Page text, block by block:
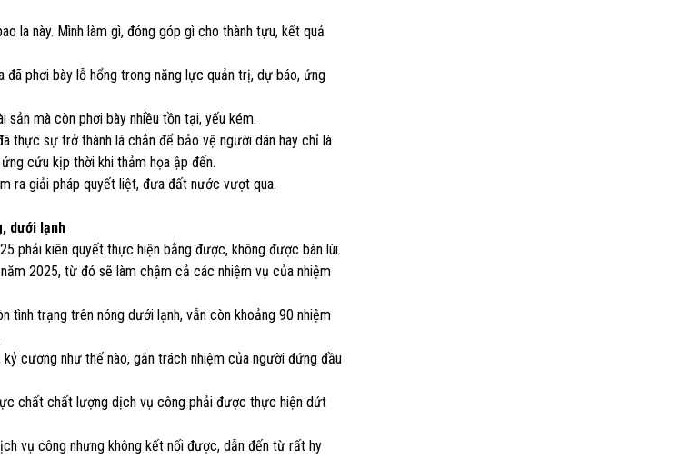
la này. Mình làm gì, đóng góp gì cho thành tựu, kết quả
phơi bày lỗ hổng trong năng lực quản trị, dự báo, ứng
mà còn phơi bày nhiều tồn tại, yếu kém.
thực sự trở thành lá chắn để bảo vệ người dân hay chỉ là
cứu kịp thời khi thảm họa ập đến.
ra giải pháp quyết liệt, đưa đất nước vượt qua.
dưới lạnh
phải kiên quyết thực hiện bằng được, không được bàn lùi.
2025, từ đó sẽ làm chậm cả các nhiệm vụ của nhiệm
tình trạng trên nóng dưới lạnh, vẫn còn khoảng 90 nhiệm
cương như thế nào, gắn trách nhiệm của người đứng đầu
chất chất lượng dịch vụ công phải được thực hiện dứt
vụ công nhưng không kết nối được, dẫn đến từ rất hy